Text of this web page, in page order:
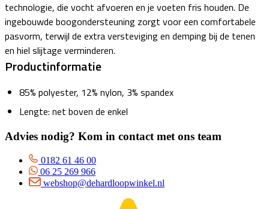
technologie, die vocht afvoeren en je voeten fris houden. De
ingebouwde boogondersteuning zorgt voor een comfortabele
pasvorm, terwijl de extra versteviging en demping bij de tenen
en hiel slijtage verminderen.
Productinformatie
85% polyester, 12% nylon, 3% spandex
Lengte: net boven de enkel
Advies nodig? Kom in contact met ons team
0182 61 46 00
06 25 269 966
webshop@dehardloopwinkel.nl